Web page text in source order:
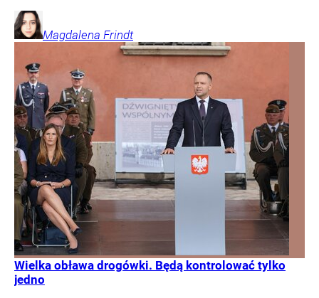
Magdalena Frindt
Wielka obława drogówki. Będą kontrolować tylko
jedno